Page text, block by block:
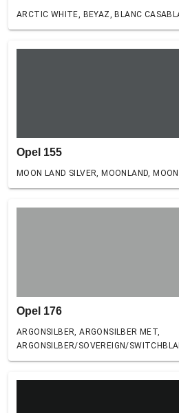
ARCTIC WHITE, BEYAZ, BLANC
Opel 155
MOON LAND SILVER, MOONLAND,
Opel 176
ARGONSILBER, ARGONSILBER MET,
ARGONSILBER/SOVEREIGN/